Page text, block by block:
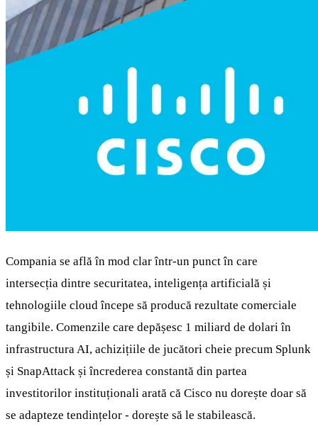
Compania se află în mod clar într-un punct în care
intersecția dintre securitatea, inteligența artificială și
tehnologiile cloud începe să producă rezultate comerciale
tangibile. Comenzile care depășesc 1 miliard de dolari în
infrastructura AI, achizițiile de jucători cheie precum Splunk
și SnapAttack și încrederea constantă din partea
investitorilor instituționali arată că Cisco nu dorește doar să
se adapteze tendințelor - dorește să le stabilească.